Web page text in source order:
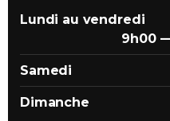
Lundi au vendredi
9h00
Samedi
Dimanche